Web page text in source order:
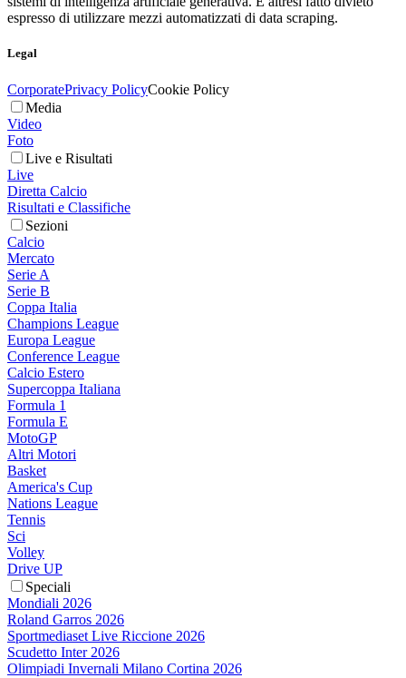
espresso di utilizzare mezzi automatizzati di data scraping.
Legal
CorporatePrivacy PolicyCookie Policy
Media
Video
Foto
Live e Risultati
Live
Diretta Calcio
Risultati e Classifiche
Sezioni
Calcio
Mercato
Serie A
Serie B
Coppa Italia
Champions League
Europa League
Conference League
Calcio Estero
Supercoppa Italiana
Formula 1
Formula E
MotoGP
Altri Motori
Basket
America's Cup
Nations League
Tennis
Sci
Volley
Drive UP
Speciali
Mondiali 2026
Roland Garros 2026
Sportmediaset Live Riccione 2026
Scudetto Inter 2026
Olimpiadi Invernali Milano Cortina 2026